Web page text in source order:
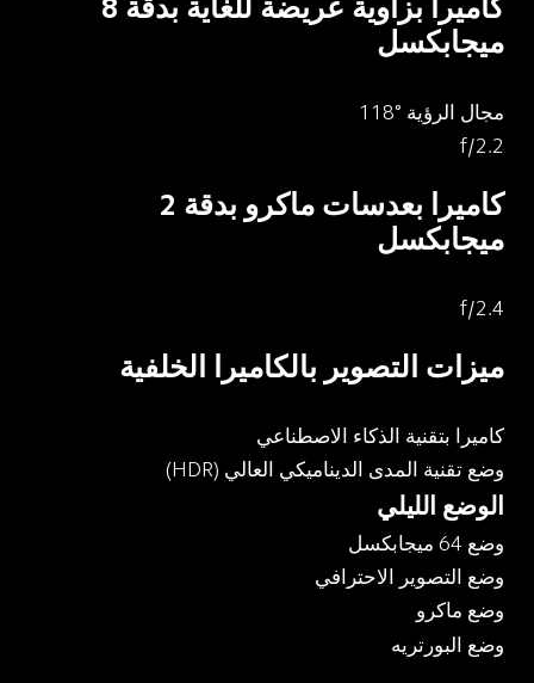
ميجابكسل
مجال الرؤية ‎118°
f/2.2
ميجابكسل
f/2.4
ميزات التصوير بالكاميرا الخلفية
كاميرا بتقنية الذكاء الاصطناعي
وضع تقنية المدى الديناميكي العالي (HDR)
الوضع الليلي
وضع 64 ميجابكسل
وضع التصوير الاحترافي
وضع ماكرو
وضع البورتريه